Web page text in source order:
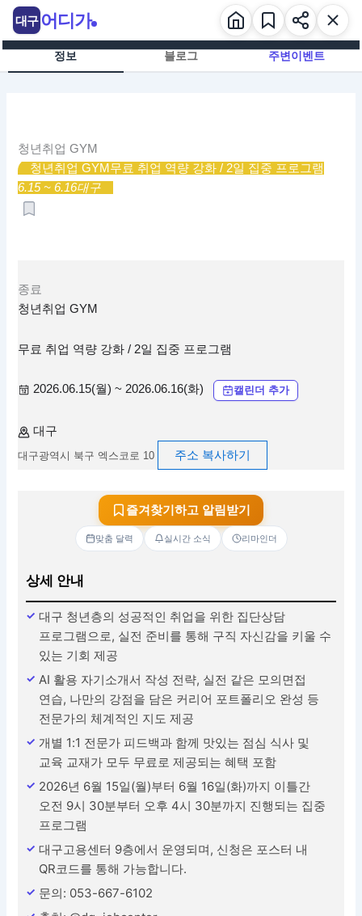
츠
정보 블로그 주변이벤트
청년취업 GYM
청년취업 GYM 무료 취업 역량 강화 / 2일 집중 프로그램
6.15 ~ 6.16대구
종료
청년취업 GYM
무료 취업 역량 강화 / 2일 집중 프로그램
2026.06.15(월) ~ 2026.06.16(화) 캘린더 추가
대구
대구광역시 북구 엑스코로 10 주소 복사하기
즐겨찾기하고 알림받기
맞춤 달력 실시간 소식 리마인더
상세 안내
대구 청년층의 성공적인 취업을 위한 집단상담
프로그램으로, 실전 준비를 통해 구직 자신감을 키울 수
있는 기회 제공
AI 활용 자기소개서 작성 전략, 실전 같은 모의면접
연습, 나만의 강점을 담은 커리어 포트폴리오 완성 등
전문가의 체계적인 지도 제공
개별 1:1 전문가 피드백과 함께 맛있는 점심 식사 및
교육 교재가 모두 무료로 제공되는 혜택 포함
2026년 6월 15일(월)부터 6월 16일(화)까지 이틀간
오전 9시 30분부터 오후 4시 30분까지 진행되는 집중
프로그램
대구고용센터 9층에서 운영되며, 신청은 포스터 내
QR코드를 통해 가능합니다.
문의: 053-667-6102
대구 어디가